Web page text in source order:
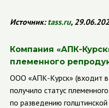
Источник:tass.ru,
Компания «АПК-
племенного
ООО «АПК-Курск» (входит в
получило статус
по разведению